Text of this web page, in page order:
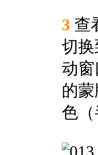
3 查
切换
动
的
色